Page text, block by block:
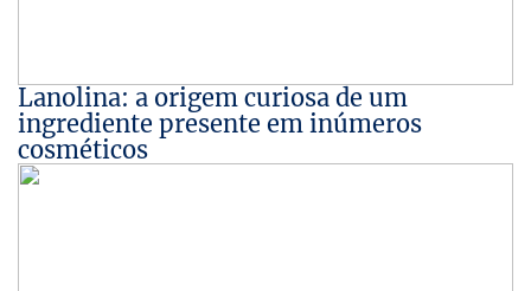
Lanolina: a origem curiosa de um
ingrediente presente em inúmeros
cosméticos